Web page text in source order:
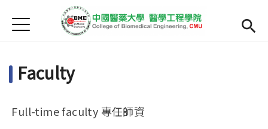
首頁
Home
Research
Jump to Main content
Faculty
Full-time faculty 專任師資